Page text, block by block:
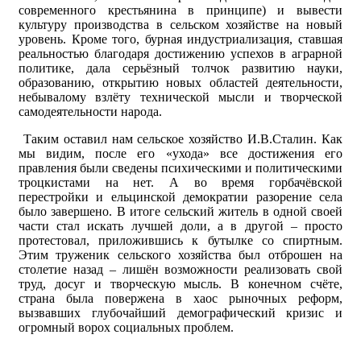
современного крестьянина в принципе) и вывести
культуру производства в сельском хозяйстве на новый
уровень. Кроме того, бурная индустриализация, ставшая
реальностью благодаря достижению успехов в аграрной
политике, дала серьёзный толчок развитию науки,
образованию, открытию новых областей деятельности,
небывалому взлёту технической мысли и творческой
самодеятельности народа.
Таким оставил нам сельское хозяйство И.В.Сталин. Как
мы видим, после его «ухода» все достижения его
правления были сведены психическими и политическими
троцкистами на нет. А во время горбачёвской
перестройки и ельцинской демократии разорение села
было завершено. В итоге сельский житель в одной своей
части стал искать лучшей доли, а в другой – просто
протестовал, приложившись к бутылке со спиртным.
Этим труженик сельского хозяйства был отброшен на
столетие назад – лишён возможности реализовать свой
труд, досуг и творческую мысль. В конечном счёте,
страна была повержена в хаос рыночных реформ,
вызвавших глубочайший демографический кризис и
огромный ворох социальных проблем.